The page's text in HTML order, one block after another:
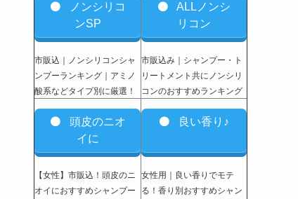
ノンシリコ
ンSP
市販込｜ノンシリコンシャ
ンプーランキング｜アミノ
酸系などタイプ別に厳選！
ALLノンシ
リコン
市販込み｜シャンプー・ト
リートメント共にノンシリ
コンのおすすめランキング
頭皮のニオ
イに
【女性】市販込 ！頭皮のニ
オイにおすすめシャンプー
良い香り♪
女性用｜良い香りでモテ
る！香り別おすすめシャン